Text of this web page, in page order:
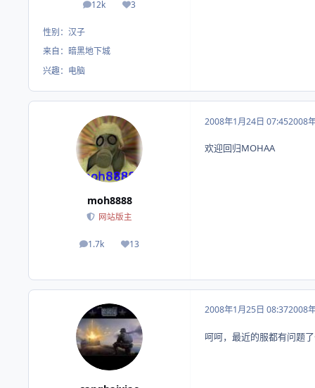
12k
帖子 3
荣誉积分
性别： 汉子
来自： 暗黑地下城
兴趣： 电脑
moh8888
网站版主
1.7k
帖子 13
荣誉积分
2008年1月24日 07:452008
欢迎回归MOHAA
2008年1月25日 08:372008
呵呵，最近的服都有问题了